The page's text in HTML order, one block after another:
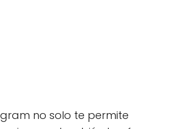
no solo te permite